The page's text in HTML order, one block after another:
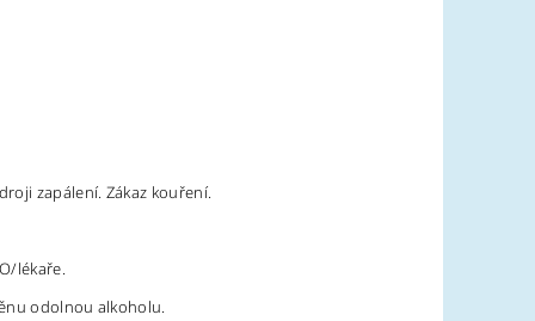
zapálení. Zákaz kouření.
lékaře.
odolnou alkoholu.